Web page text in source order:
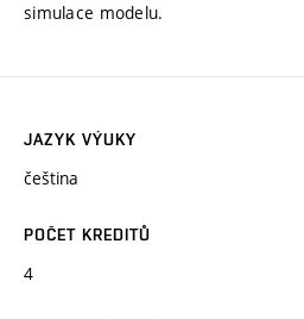
simulace modelu.
JAZYK VÝUKY
čeština
POČET KREDITŮ
4